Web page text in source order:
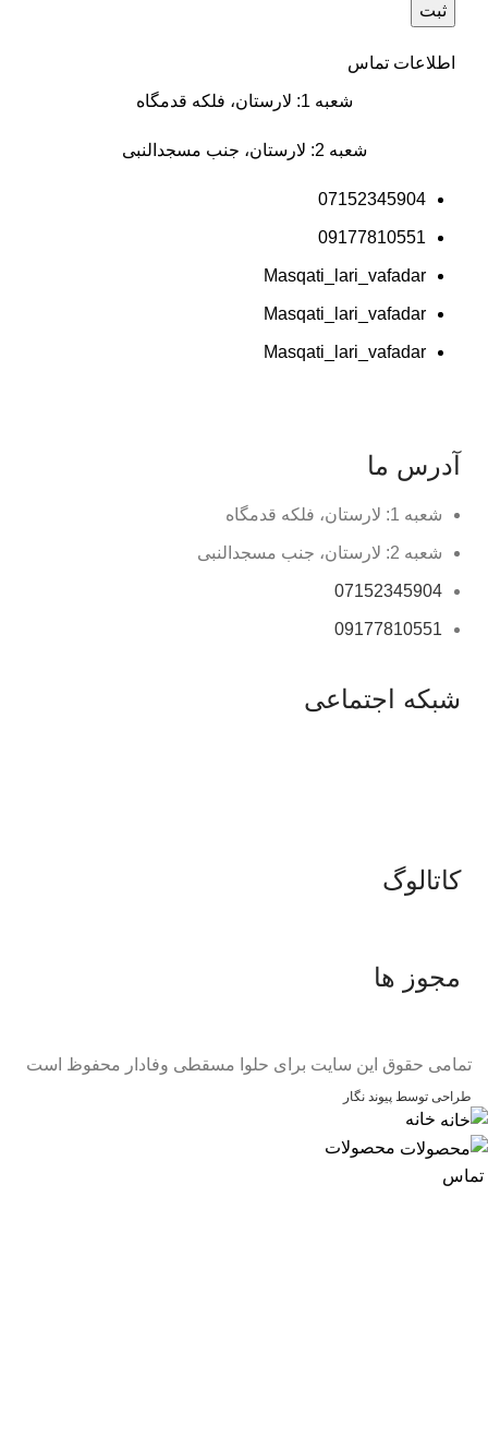
اطلاعات تماس
شعبه 1: لارستان، فلکه قدمگاه
شعبه 2: لارستان، جنب مسجدالنبی
07152345904
09177810551
Masqati_lari_vafadar
Masqati_lari_vafadar
Masqati_lari_vafadar
آدرس ما
شعبه 1: لارستان، فلکه قدمگاه
شعبه 2: لارستان، جنب مسجدالنبی
07152345904
09177810551
شبکه اجتماعی
کاتالوگ
مجوز ها
تمامی حقوق این سایت برای حلوا مسقطی وفادار محفوظ است
طراحی توسط پیوند نگار
خانه
محصولات
تماس